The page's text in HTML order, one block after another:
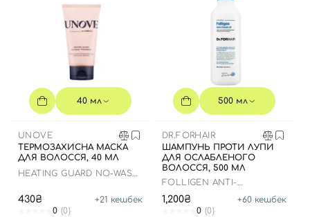
40 мл
UNOVE
ТЕРМОЗАХИСНА МАСКА
ДЛЯ ВОЛОССЯ, 40 МЛ
HEATING GUARD NO-WASH
430₴ +21 кешбек
0 (0)
500 мл
DR.FORHAIR
ШАМПУНЬ ПРОТИ ЛУПИ
ДЛЯ ОСЛАБЛЕНОГО
ВОЛОССЯ, 500 МЛ
FOLLIGEN ANTI-
1,200₴ +60 кешбек
0 (0)